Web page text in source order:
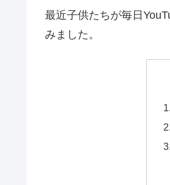
最近子供たちが毎日
みました。